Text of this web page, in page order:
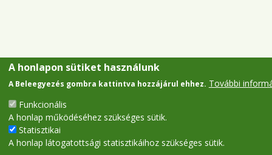
A honlapon sütiket használunk
A Beleegyezés gombra kattintva hozzájárul ehhez. További
Funkcionális
A honlap működéséhez szükséges sütik.
Statisztikai
A honlap látogatottsági statisztikáihoz szükséges sütik.